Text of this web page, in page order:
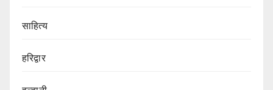
साहित्य
हरिद्वार